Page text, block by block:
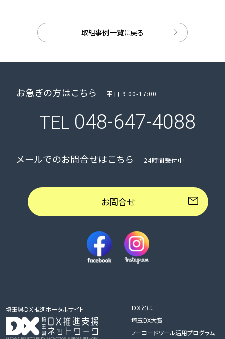
取組事例一覧に戻る
お急ぎの方はこちら 平日 9:00-17:00
TEL 048-647-4088
メールでのお問合せはこちら 24時間受付中
お問合せ
埼玉県ＤＸ推進ポータルサイト
ＤＸとは
埼玉DX大賞
ノーコードツール活用プログラム